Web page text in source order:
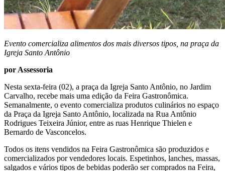
Evento comercializa alimentos dos mais diversos tipos, na praça da
Igreja Santo Antônio
por Assessoria
Nesta sexta-feira (02), a praça da Igreja Santo Antônio, no Jardim
Carvalho, recebe mais uma edição da Feira Gastronômica.
Semanalmente, o evento comercializa produtos culinários no espaço
da Praça da Igreja Santo Antônio, localizada na Rua Antônio
Rodrigues Teixeira Júnior, entre as ruas Henrique Thielen e
Bernardo de Vasconcelos.
Todos os itens vendidos na Feira Gastronômica são produzidos e
comercializados por vendedores locais. Espetinhos, lanches, massas,
salgados e vários tipos de bebidas poderão ser comprados na Feira,